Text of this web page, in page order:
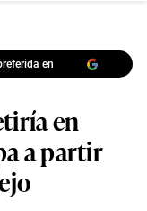
en
en
a partir